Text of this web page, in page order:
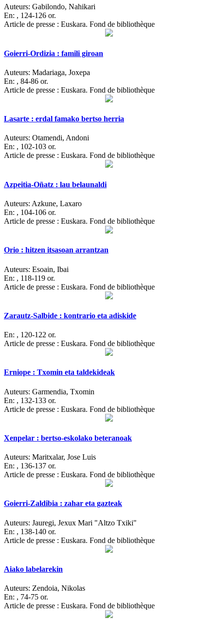
Auteurs: Gabilondo, Nahikari
En: , 124-126 or.
Article de presse : Euskara. Fond de bibliothèque
Goierri-Ordizia : famili giroan
Auteurs: Madariaga, Joxepa
En: , 84-86 or.
Article de presse : Euskara. Fond de bibliothèque
Lasarte : erdal famako bertso herria
Auteurs: Otamendi, Andoni
En: , 102-103 or.
Article de presse : Euskara. Fond de bibliothèque
Azpeitia-Oñatz : lau belaunaldi
Auteurs: Azkune, Laxaro
En: , 104-106 or.
Article de presse : Euskara. Fond de bibliothèque
Orio : hitzen itsasoan arrantzan
Auteurs: Esoain, Ibai
En: , 118-119 or.
Article de presse : Euskara. Fond de bibliothèque
Zarautz-Salbide : kontrario eta adiskide
En: , 120-122 or.
Article de presse : Euskara. Fond de bibliothèque
Erniope : Txomin eta taldekideak
Auteurs: Garmendia, Txomin
En: , 132-133 or.
Article de presse : Euskara. Fond de bibliothèque
Xenpelar : bertso-eskolako beteranoak
Auteurs: Maritxalar, Jose Luis
En: , 136-137 or.
Article de presse : Euskara. Fond de bibliothèque
Goierri-Zaldibia : zahar eta gazteak
Auteurs: Jauregi, Jexux Mari "Altzo Txiki"
En: , 138-140 or.
Article de presse : Euskara. Fond de bibliothèque
Aiako labelarekin
Auteurs: Zendoia, Nikolas
En: , 74-75 or.
Article de presse : Euskara. Fond de bibliothèque